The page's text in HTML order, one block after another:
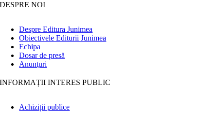
DESPRE NOI
Despre Editura Junimea
Obiectivele Editurii Junimea
Echipa
Dosar de presă
Anunţuri
INFORMAȚII INTERES PUBLIC
Achiziții publice